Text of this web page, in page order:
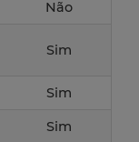
Não
Sim
Sim
Sim